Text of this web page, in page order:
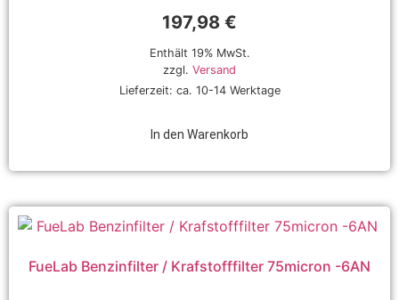
197,98 €
Enthält 19% MwSt.
zzgl. Versand
Lieferzeit: ca. 10-14 Werktage
In den Warenkorb
FueLab Benzinfilter / Krafstofffilter 75micron -6AN